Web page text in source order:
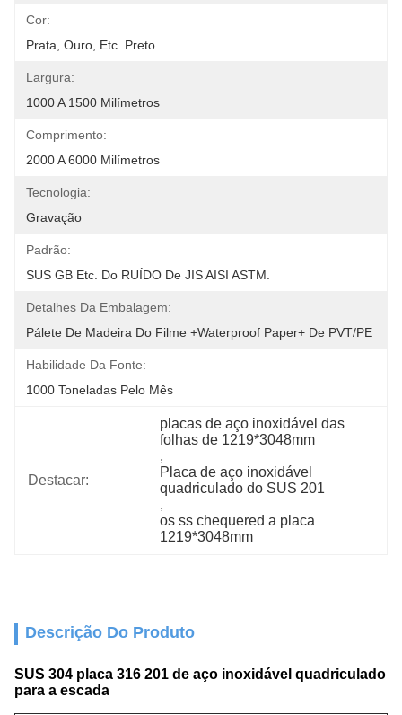
Cor:
Prata, Ouro, Etc. Preto.
Largura:
1000 A 1500 Milímetros
Comprimento:
2000 A 6000 Milímetros
Tecnologia:
Gravação
Padrão:
SUS GB Etc. Do RUÍDO De JIS AISI ASTM.
Detalhes Da Embalagem:
Pálete De Madeira Do Filme +Waterproof Paper+ De PVT/PE
Habilidade Da Fonte:
1000 Toneladas Pelo Mês
Destacar:
placas de aço inoxidável das
folhas de 1219*3048mm
,
Placa de aço inoxidável
quadriculado do SUS 201
,
os ss chequered a placa
1219*3048mm
Descrição Do Produto
SUS 304 placa 316 201 de aço inoxidável quadriculado
para a escada